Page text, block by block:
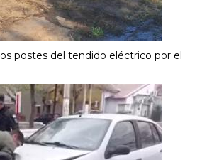
postes del tendido eléctrico por el